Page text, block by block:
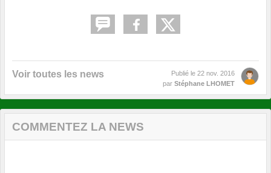
Voir toutes les news Publié le 22 nov. 2016
par Stéphane LHOMET
COMMENTEZ LA NEWS